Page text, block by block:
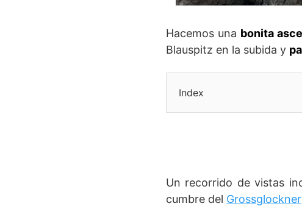
Hacemos una bonita
Blauspitz en la subida y
Index
Un recorrido de vistas
cumbre del Grossglockner